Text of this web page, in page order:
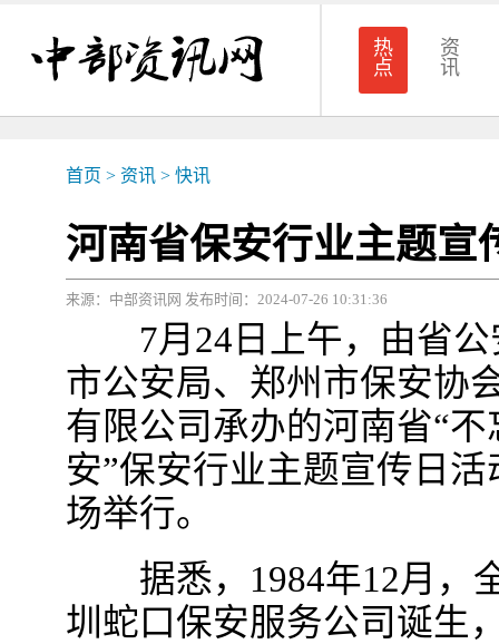
热
点
资
讯
首页 > 资讯 > 快讯
河南省保安行业主题宣
来源：中部资讯网 发布时间：2024-07-26 10:31:36
7月24日上午，由省公
市公安局、郑州市保安协
有限公司承办的河南省“
安”保安行业主题宣传日
场举行。
据悉，1984年12月，
圳蛇口保安服务公司诞生